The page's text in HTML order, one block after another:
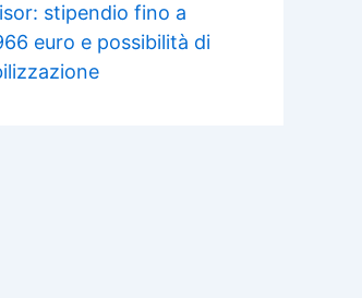
stipendio fino a
euro e possibilità di